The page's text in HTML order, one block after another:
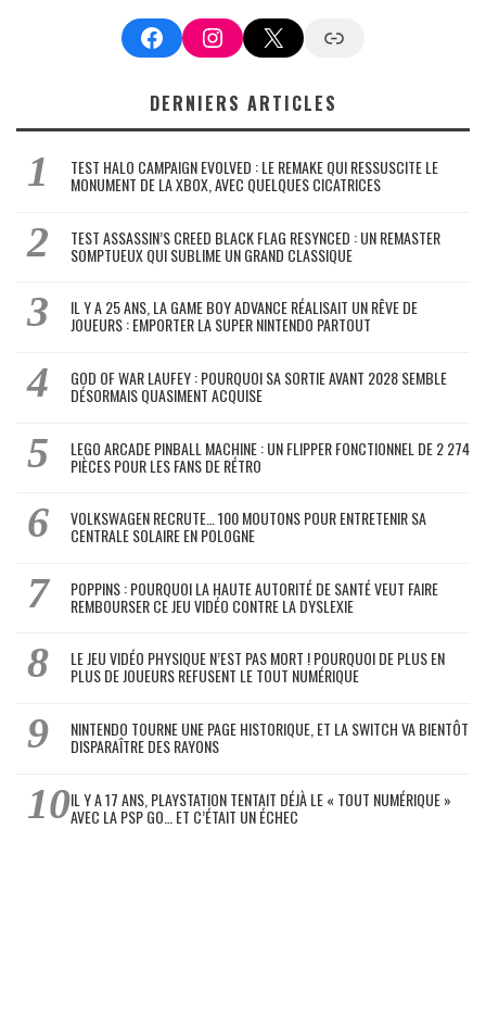
FacebookInstagram
X Google News
DERNIERS ARTICLES
TEST HALO CAMPAIGN EVOLVED : LE REMAKE QUI RESSUSCITE LE
MONUMENT DE LA XBOX, AVEC QUELQUES CICATRICES
TEST ASSASSIN’S CREED BLACK FLAG RESYNCED : UN REMASTER
SOMPTUEUX QUI SUBLIME UN GRAND CLASSIQUE
IL Y A 25 ANS, LA GAME BOY ADVANCE RÉALISAIT UN RÊVE DE
JOUEURS : EMPORTER LA SUPER NINTENDO PARTOUT
GOD OF WAR LAUFEY : POURQUOI SA SORTIE AVANT 2028 SEMBLE
DÉSORMAIS QUASIMENT ACQUISE
LEGO ARCADE PINBALL MACHINE : UN FLIPPER FONCTIONNEL DE 2 274
PIÈCES POUR LES FANS DE RÉTRO
VOLKSWAGEN RECRUTE… 100 MOUTONS POUR ENTRETENIR SA
CENTRALE SOLAIRE EN POLOGNE
POPPINS : POURQUOI LA HAUTE AUTORITÉ DE SANTÉ VEUT FAIRE
REMBOURSER CE JEU VIDÉO CONTRE LA DYSLEXIE
LE JEU VIDÉO PHYSIQUE N’EST PAS MORT ! POURQUOI DE PLUS EN
PLUS DE JOUEURS REFUSENT LE TOUT NUMÉRIQUE
NINTENDO TOURNE UNE PAGE HISTORIQUE, ET LA SWITCH VA BIENTÔT
DISPARAÎTRE DES RAYONS
IL Y A 17 ANS, PLAYSTATION TENTAIT DÉJÀ LE « TOUT NUMÉRIQUE »
AVEC LA PSP GO… ET C’ÉTAIT UN ÉCHEC